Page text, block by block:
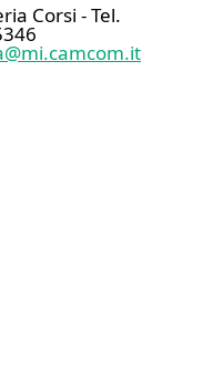
Corsi - Tel.